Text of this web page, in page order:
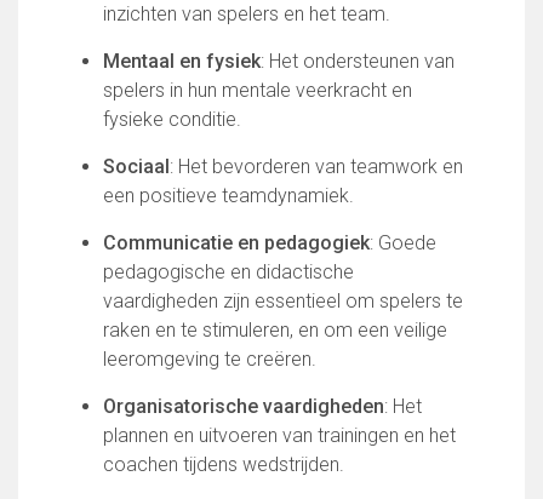
Zaalvoetbal
Programma
Onze opleiding
Jeugdopleiding FC Lisse
Opleidingsteams
Beleidsplan Jeugd
Keepersopleiding
Partnerclub van Ajax
LED-boarding NIEUW!
Sponsoren
inzichten van spelers en het team.
Mentaal en fysiek: Het ondersteunen van
spelers in hun mentale veerkracht en
fysieke conditie.
Sociaal: Het bevorderen van teamwork en
een positieve teamdynamiek.
Communicatie en pedagogiek: Goede
pedagogische en didactische
vaardigheden zijn essentieel om spelers te
raken en te stimuleren, en om een veilige
leeromgeving te creëren.
Organisatorische vaardigheden: Het
plannen en uitvoeren van trainingen en het
coachen tijdens wedstrijden.